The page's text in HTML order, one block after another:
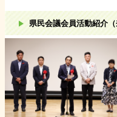
県民会議会員活動紹介